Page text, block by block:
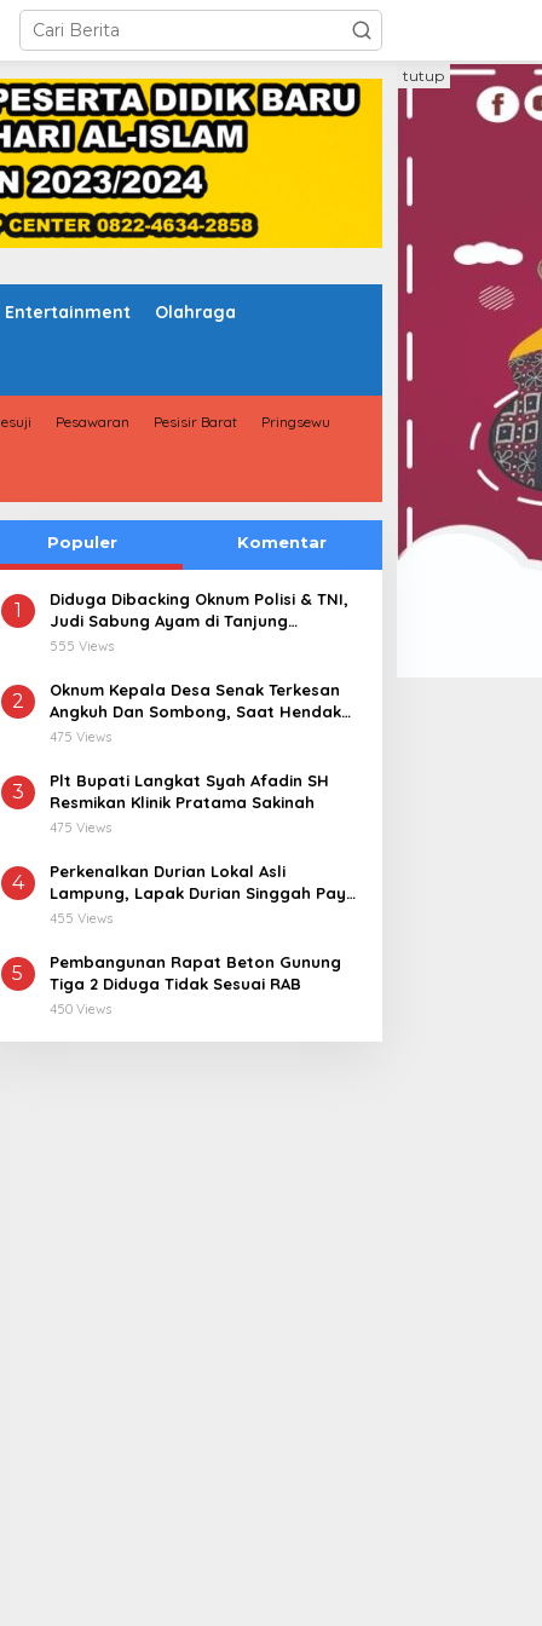
Entertainment Olahraga
Pesawaran Pesisir Barat Pringsewu
tutup
Populer Komentar
1
Diduga Dibacking Oknum Polisi & TNI,
Judi Sabung Ayam di Tanjung
Kemuning “Kebal Hukum”
555 Views
2
Oknum Kepala Desa Senak Terkesan
Angkuh Dan Sombong, Saat Hendak
Dikonfirmasi Realisasi Dana Desa 2021-
475 Views
3
Plt Bupati Langkat Syah Afadin SH
Resmikan Klinik Pratama Sakinah
475 Views
4
Perkenalkan Durian Lokal Asli
Lampung, Lapak Durian Singgah Pay
kini Hadir di Lampung Timur
455 Views
5
Pembangunan Rapat Beton Gunung
Tiga 2 Diduga Tidak Sesuai RAB
450 Views